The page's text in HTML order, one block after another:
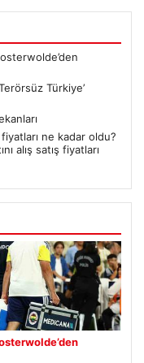
Türkiye’
ne kadar oldu?
alış satış fiyatları